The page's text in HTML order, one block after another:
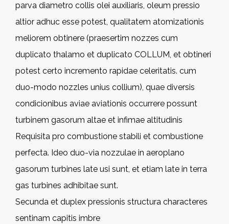
parva diametro collis olei auxiliaris, oleum pressio
altior adhuc esse potest, qualitatem atomizationis
meliorem obtinere (praesertim nozzes cum
duplicato thalamo et duplicato COLLUM, et obtineri
potest certo incremento rapidae celeritatis. cum
duo-modo nozzles unius collium), quae diversis
condicionibus aviae aviationis occurrere possunt
turbinem gasorum altae et infimae altitudinis
Requisita pro combustione stabili et combustione
perfecta. Ideo duo-via nozzulae in aeroplano
gasorum turbines late usi sunt, et etiam late in terra
gas turbines adhibitae sunt.
Secunda et duplex pressionis structura characteres
sentinam capitis imbre